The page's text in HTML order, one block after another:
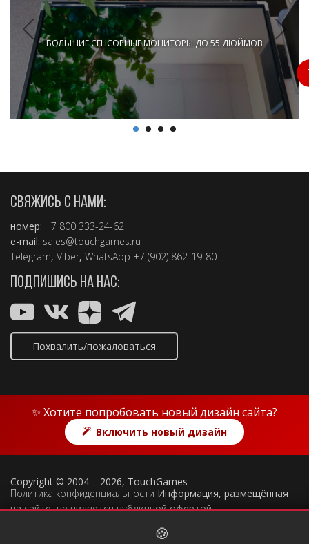
БОЛЬШИЕ СЕНСОРНЫЕ МОНИТОРЫ ДО 55 ДЮЙМОВ
СВЯЖИСЬ С НАМИ:
номер: +7 800 333-24-62
e-mail: sales@touchgames.ru
Telegram, Viber, WhatsApp +7 (902) 862-19-80
ПОДПИШИСЬ НА НАС:
Похвалить/пожаловаться
✨ Хотите попробовать новый дизайн сайта?
Включить новый дизайн
Copyright © 2004 – 2026, TouchGames
Политика конфиденциальности Информация, размещённая
на сайте, не является публичной офертой
🍪